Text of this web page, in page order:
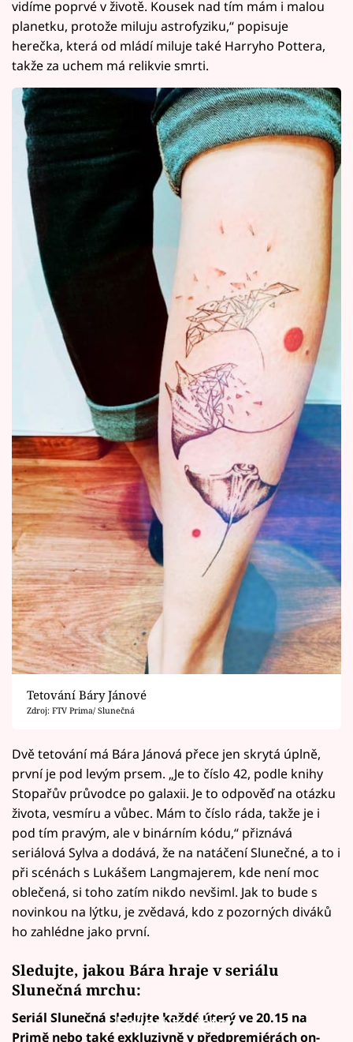
vidíme poprvé v životě. Kousek nad tím mám i malou
planetku, protože miluju astrofyziku,“ popisuje
herečka, která od mládí miluje také Harryho Pottera,
takže za uchem má relikvie smrti.
Tetování Báry Jánové
Zdroj: FTV Prima/ Slunečná
Dvě tetování má Bára Jánová přece jen skrytá úplně,
první je pod levým prsem. „Je to číslo 42, podle knihy
Stopařův průvodce po galaxii. Je to odpověď na otázku
života, vesmíru a vůbec. Mám to číslo ráda, takže je i
pod tím pravým, ale v binárním kódu,“ přiznává
seriálová Sylva a dodává, že na natáčení Slunečné, a to i
při scénách s Lukášem Langmajerem, kde není moc
oblečená, si toho zatím nikdo nevšiml. Jak to bude s
novinkou na lýtku, je zvědavá, kdo z pozorných diváků
ho zahlédne jako první.
Sledujte, jakou Bára hraje v seriálu
Slunečná mrchu:
Failed to fetch
Seriál Slunečná sledujte každé úterý ve 20.15 na
Primě nebo také exkluzivně v předpremiérách on-